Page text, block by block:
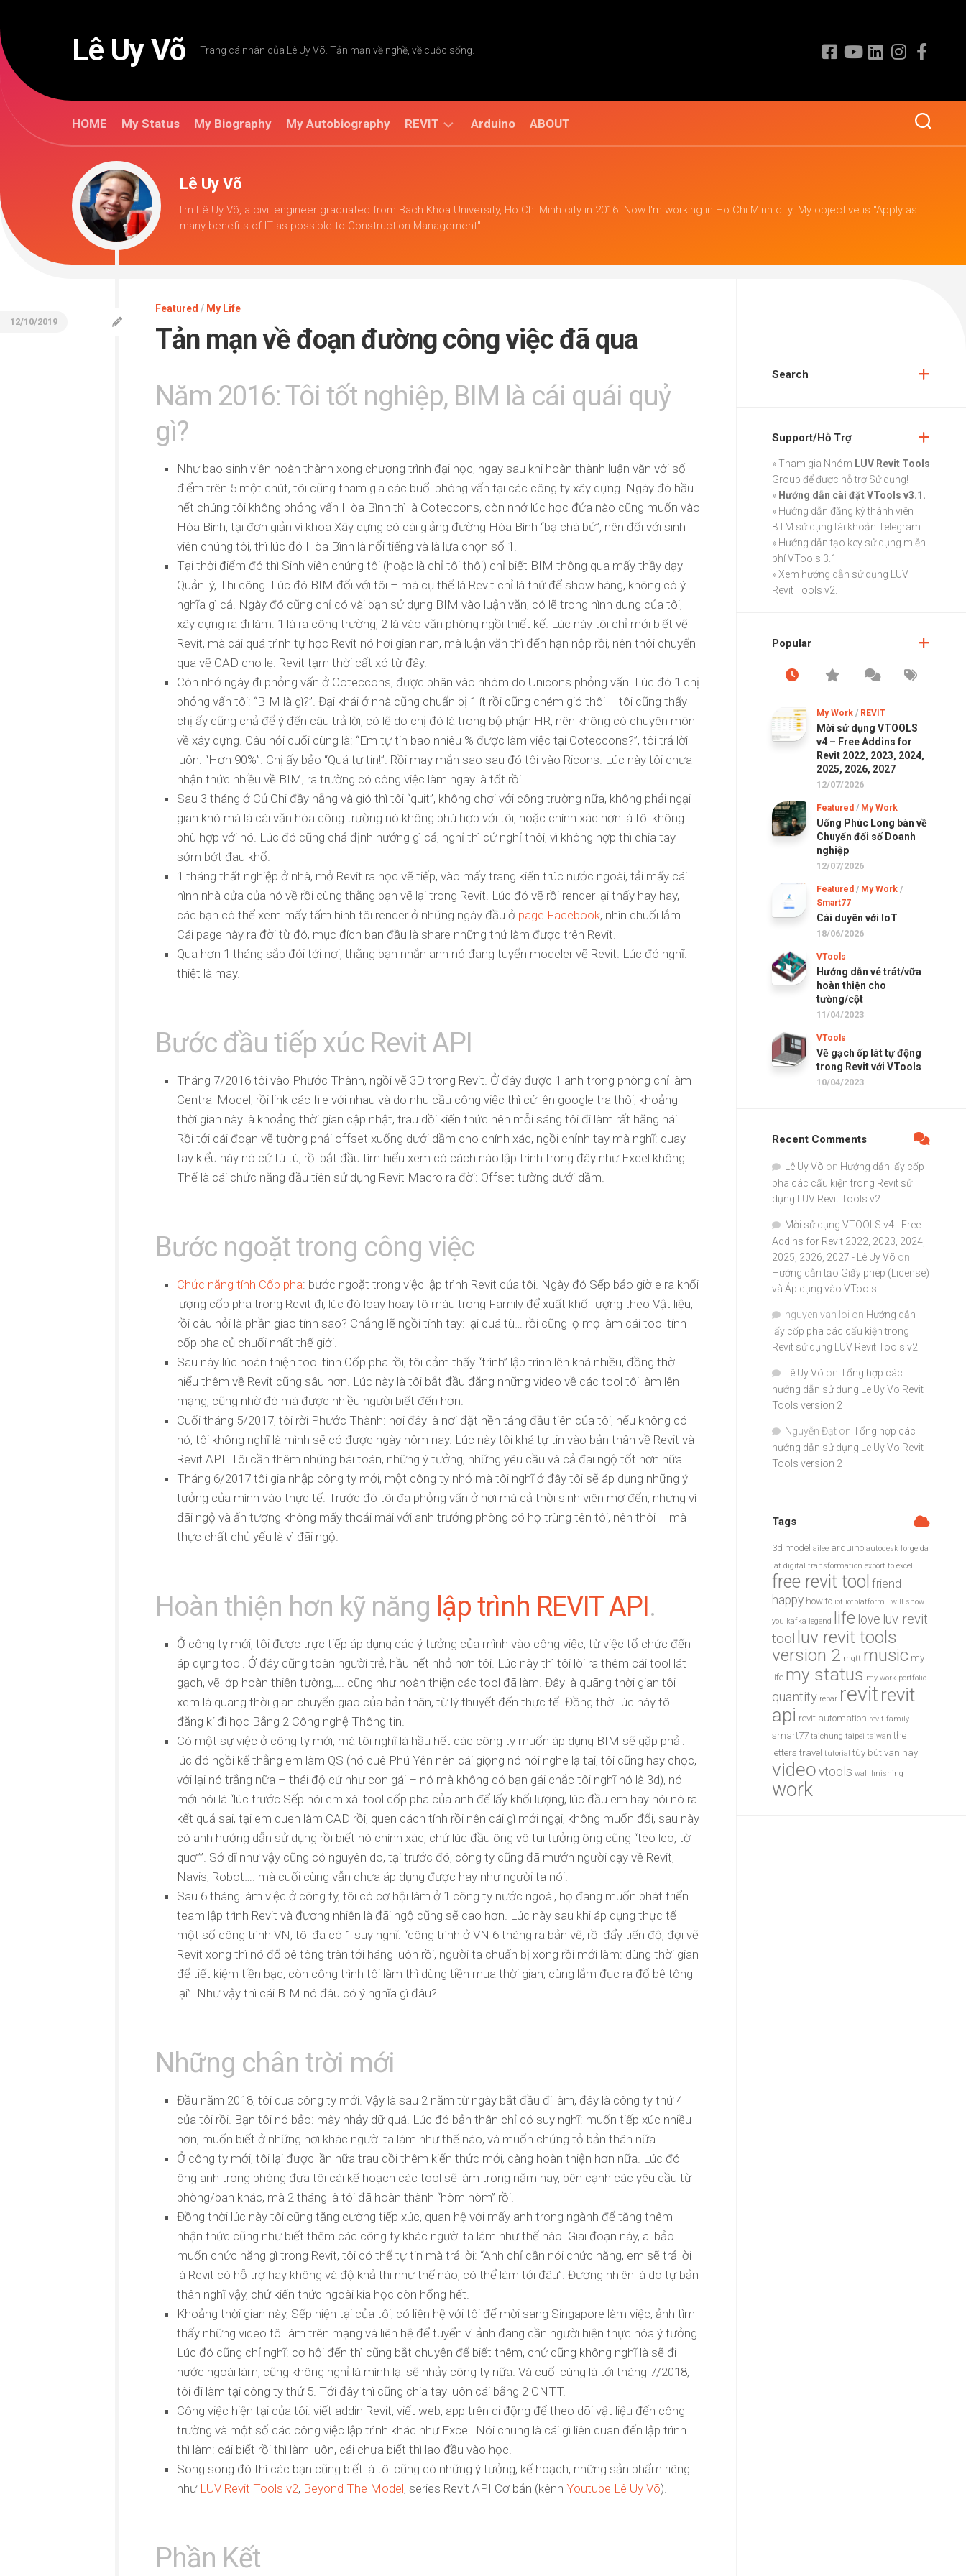
content
Lê Uy Võ Trang cá nhân của Lê Uy Võ. Tản mạn về nghề, về cuộc sống.
HOME My Status My Biography My Autobiography REVIT
LUV
Revit
Hiện
tưởng
dẫn
sử
dụng
Uy
Vo
Revit
version
2
Revit
Tools
Version
Hướng
dụng
LUV
Revit
Tools
Arduino ABOUT
Lê Uy Võ
I'm Lê Uy Võ, a civil engineer graduated from Bach Khoa University, Ho Chi Minh city in 2016. Now I'm working in Ho Chi Minh city. My objective is "Apply as
many benefits of IT as possible to Construction Management".
Featured / My Life
Tản mạn về đoạn đường công việc đã qua
12/10/2019
Năm 2016: Tôi tốt nghiệp, BIM là cái quái quỷ
gì?
Như bao sinh viên hoàn thành xong chương trình đại học, ngay sau khi hoàn thành luận văn với số
điểm trên 5 một chút, tôi cũng tham gia các buổi phóng vấn tại các công ty xây dựng. Ngày đó hầu
hết chúng tôi không phỏng vấn Hòa Bình thì là Coteccons, còn nhớ lúc học đứa nào cũng muốn vào
Hòa Bình, tại đơn giản vì khoa Xây dựng có cái giảng đường Hòa Bình “bạ chà bứ”, nên đối với sinh
viên chúng tôi, thì lúc đó Hòa Bình là nổi tiếng và là lựa chọn số 1.
Tại thời điểm đó thì Sinh viên chúng tôi (hoặc là chỉ tôi thôi) chỉ biết BIM thông qua mấy thầy dạy
Quản lý, Thi công. Lúc đó BIM đối với tôi – mà cụ thể là Revit chỉ là thứ để show hàng, không có ý
nghĩa gì cả. Ngày đó cũng chỉ có vài bạn sử dụng BIM vào luận văn, có lẽ trong hình dung của tôi,
xây dựng ra đi làm: 1 là ra công trường, 2 là vào văn phòng ngồi thiết kế. Lúc này tôi chỉ mới biết vẽ
Revit, mà cái quá trình tự học Revit nó hơi gian nan, mà luận văn thì đến hạn nộp rồi, nên thôi chuyển
qua vẽ CAD cho lẹ. Revit tạm thời cất xó từ đây.
Còn nhớ ngày đi phỏng vấn ở Coteccons, được phân vào nhóm do Unicons phỏng vấn. Lúc đó 1 chị
phỏng vấn tôi: “BIM là gì?”. Đại khái ở nhà cũng chuẩn bị 1 ít rồi cũng chém gió thôi – tôi cũng thấy
chị ấy cũng chả để ý đến câu trả lời, có lẽ do chị đó là trong bộ phận HR, nên không có chuyên môn
về xây dựng. Câu hỏi cuối cùng là: “Em tự tin bao nhiêu % được làm việc tại Coteccons?”, tôi trả lời
luôn: “Hơn 90%”. Chị ấy bảo “Quá tự tin!”. Rồi may mắn sao sau đó tôi vào Ricons. Lúc này tôi chưa
nhận thức nhiều về BIM, ra trường có công việc làm ngay là tốt rồi .
Sau 3 tháng ở Củ Chi đầy nắng và gió thì tôi “quit”, không chơi với công trường nữa, không phải ngại
gian khó mà là cái văn hóa công trường nó không phù hợp với tôi, hoặc chính xác hơn là tôi không
phù hợp với nó. Lúc đó cũng chả định hướng gì cả, nghỉ thì cứ nghỉ thôi, vì không hợp thì chia tay
sớm bớt đau khổ.
1 tháng thất nghiệp ở nhà, mở Revit ra học vẽ tiếp, vào mấy trang kiến trúc nước ngoài, tải mấy cái
hình nhà cửa của nó về rồi cùng thằng bạn vẽ lại trong Revit. Lúc đó vẽ rồi render lại thấy hay hay,
các bạn có thể xem mấy tấm hình tôi render ở những ngày đầu ở page Facebook, nhìn chuối lắm.
Cái page này ra đời từ đó, mục đích ban đầu là share những thứ làm được trên Revit.
Qua hơn 1 tháng sắp đói tới nơi, thằng bạn nhắn anh nó đang tuyển modeler vẽ Revit. Lúc đó nghĩ:
thiệt là may.
Bước đầu tiếp xúc Revit API
Tháng 7/2016 tôi vào Phước Thành, ngồi vẽ 3D trong Revit. Ở đây được 1 anh trong phòng chỉ làm
Central Model, rồi link các file với nhau và do nhu cầu công việc thì cứ lên google tra thôi, khoảng
thời gian này là khoảng thời gian cập nhật, trau dồi kiến thức nên mỗi sáng tôi đi làm rất hăng hái…
Rồi tới cái đoạn vẽ tường phải offset xuống dưới dầm cho chính xác, ngồi chỉnh tay mà nghĩ: quay
tay kiểu này nó cứ tù tù, rồi bắt đầu tìm hiểu xem có cách nào lập trình trong đây như Excel không.
Thế là cái chức năng đầu tiên sử dụng Revit Macro ra đời: Offset tường dưới dầm.
Bước ngoặt trong công việc
Chức năng tính Cốp pha: bước ngoặt trong việc lập trình Revit của tôi. Ngày đó Sếp bảo giờ e ra khối
lượng cốp pha trong Revit đi, lúc đó loay hoay tô màu trong Family để xuất khối lượng theo Vật liệu,
rồi câu hỏi là phần giao tính sao? Chẳng lẽ ngồi tính tay: lại quá tù… rồi cũng lọ mọ làm cái tool tính
cốp pha củ chuối nhất thế giới.
Sau này lúc hoàn thiện tool tính Cốp pha rồi, tôi cảm thấy “trình” lập trình lên khá nhiều, đồng thời
hiểu thêm về Revit cũng sâu hơn. Lúc này là tôi bắt đầu đăng những video về các tool tôi làm lên
mạng, cũng nhờ đó mà được nhiều người biết đến hơn.
Cuối tháng 5/2017, tôi rời Phước Thành: nơi đây là nơi đặt nền tảng đầu tiên của tôi, nếu không có
nó, tôi không nghĩ là mình sẽ có được ngày hôm nay. Lúc này tôi khá tự tin vào bản thân về Revit và
Revit API. Tôi cần thêm những bài toán, những ý tưởng, những yêu cầu và cả đãi ngộ tốt hơn nữa.
Tháng 6/2017 tôi gia nhập công ty mới, một công ty nhỏ mà tôi nghĩ ở đây tôi sẽ áp dụng những ý
tưởng của mình vào thực tế. Trước đó tôi đã phỏng vấn ở nơi mà cả thời sinh viên mơ đến, nhưng vì
đãi ngộ và ấn tượng không mấy thoải mái với anh trưởng phòng có họ trùng tên tôi, nên thôi – mà
thực chất chủ yếu là vì đãi ngộ.
Hoàn thiện hơn kỹ năng lập trình REVIT API.
Ở công ty mới, tôi được trực tiếp áp dụng các ý tưởng của mình vào công việc, từ việc tổ chức đến
áp dụng tool. Ở đây cũng toàn người trẻ, hầu hết nhỏ hơn tôi. Lúc này thì tôi lòi ra thêm cái tool lát
gạch, vẽ lớp hoàn thiện tường,…. cũng như hoàn thiện các tool đã làm. Đây là quãng thời gian tôi
xem là quãng thời gian chuyển giao của bản thân, từ lý thuyết đến thực tế. Đồng thời lúc này tôi
đăng kí đi học Bằng 2 Công nghệ Thông tin.
Có một sự việc ở công ty mới, mà tôi nghĩ là hầu hết các công ty muốn áp dụng BIM sẽ gặp phải:
lúc đó ngồi kế thằng em làm QS (nó quê Phú Yên nên cái giọng nó nói nghe lạ tai, tôi cũng hay chọc,
với lại nó trắng nữa – thái độ cứ như con gái – nó mà không có bạn gái chắc tôi nghĩ nó là 3d), nó
mới nói là “lúc trước Sếp nói em xài tool cốp pha của anh để lấy khối lượng, lúc đầu em hay nói nó ra
kết quả sai, tại em quen làm CAD rồi, quen cách tính rồi nên cái gì mới ngại, không muốn đổi, sau này
có anh hướng dẫn sử dụng rồi biết nó chính xác, chứ lúc đầu ông vô tui tưởng ông cũng “tèo leo, tờ
quơ””. Sở dĩ như vậy cũng có nguyên do, tại trước đó, công ty cũng đã mướn người dạy về Revit,
Navis, Robot…. mà cuối cùng vẫn chưa áp dụng được hay như người ta nói.
Sau 6 tháng làm việc ở công ty, tôi có cơ hội làm ở 1 công ty nước ngoài, họ đang muốn phát triển
team lập trình Revit và đương nhiên là đãi ngộ cũng sẽ cao hơn. Lúc này sau khi áp dụng thực tế
một số công trình VN, tôi đã có 1 suy nghĩ: “công trình ở VN 6 tháng ra bản vẽ, rồi đẩy tiến độ, đợi vẽ
Revit xong thì nó đổ bê tông tràn tới háng luôn rồi, người ta chuẩn bị xong rồi mới làm: dùng thời gian
để tiết kiệm tiền bạc, còn công trình tôi làm thì dùng tiền mua thời gian, cùng lắm đục ra đổ bê tông
lại”. Như vậy thì cái BIM nó đâu có ý nghĩa gì đâu?
Những chân trời mới
Đầu năm 2018, tôi qua công ty mới. Vậy là sau 2 năm từ ngày bắt đầu đi làm, đây là công ty thứ 4
của tôi rồi. Bạn tôi nó bảo: mày nhảy dữ quá. Lúc đó bản thân chỉ có suy nghĩ: muốn tiếp xúc nhiều
hơn, muốn biết ở những nơi khác người ta làm như thế nào, và muốn chứng tỏ bản thân nữa.
Ở công ty mới, tôi lại được lần nữa trau dồi thêm kiến thức mới, càng hoàn thiện hơn nữa. Lúc đó
ông anh trong phòng đưa tôi cái kế hoạch các tool sẽ làm trong năm nay, bên cạnh các yêu cầu từ
phòng/ban khác, mà 2 tháng là tôi đã hoàn thành “hòm hòm” rồi.
Đồng thời lúc này tôi cũng tăng cường tiếp xúc, quan hệ với mấy anh trong ngành để tăng thêm
nhận thức cũng như biết thêm các công ty khác người ta làm như thế nào. Giai đoạn này, ai bảo
muốn chức năng gì trong Revit, tôi có thể tự tin mà trả lời: “Anh chỉ cần nói chức năng, em sẽ trả lời
là Revit có hỗ trợ hay không và độ khả thi như thế nào, có thể làm tới đâu”. Đương nhiên là do tự bản
thân nghĩ vậy, chứ kiến thức ngoài kia học còn hổng hết.
Khoảng thời gian này, Sếp hiện tại của tôi, có liên hệ với tôi để mời sang Singapore làm việc, ảnh tìm
thấy những video tôi làm trên mạng và liên hệ để tuyển vì ảnh đang cần người hiện thực hóa ý tưởng.
Lúc đó cũng chỉ nghĩ: cơ hội đến thì cũng bắt chuyện để biết thêm, chứ cũng không nghĩ là sẽ đi
nước ngoài làm, cũng không nghỉ là mình lại sẽ nhảy công ty nữa. Và cuối cùng là tới tháng 7/2018,
tôi đi làm tại công ty thứ 5. Tới đây thì cũng chia tay luôn cái bằng 2 CNTT.
Công việc hiện tại của tôi: viết addin Revit, viết web, app trên di động để theo dõi vật liệu đến công
trường và một số các công việc lập trình khác như Excel. Nói chung là cái gì liên quan đến lập trình
thì làm: cái biết rồi thì làm luôn, cái chưa biết thì lao đầu vào học.
Song song đó thì các bạn cũng biết là tôi cũng có những ý tưởng, kế hoạch, những sản phẩm riêng
như LUV Revit Tools v2, Beyond The Model, series Revit API Cơ bản (kênh Youtube Lê Uy Võ).
Phần Kết
Search
Support/Hỗ Trợ
» Tham gia Nhóm LUV Revit Tools
Group để được hỗ trợ Sử dụng!
» Hướng dẫn cài đặt VTools v3.1.
» Hướng dẫn đăng ký thành viên
BTM sử dụng tài khoản Telegram.
» Hướng dẫn tạo key sử dụng miễn
phí VTools 3.1
»Xem hướng dẫn sử dụng LUV
Revit Tools v2.
Popular
My Work / REVIT
Mời sử dụng VTOOLS
v4 – Free Addins for
Revit 2022, 2023, 2024,
2025, 2026, 2027
12/07/2026
Featured / My Work
Uống Phúc Long bàn về
Chuyển đổi số Doanh
nghiệp
12/07/2026
Featured / My Work /
Smart77
Cái duyên với IoT
18/06/2026
VTools
Hướng dẫn vé trát/vữa
hoàn thiện cho
tường/cột
11/04/2023
VTools
Vẽ gạch ốp lát tự động
trong Revit với VTools
10/04/2023
Recent Comments
Lê Uy Võ on Hướng dẫn lấy cốp
pha các cấu kiện trong Revit sử
dụng LUV Revit Tools v2
Mời sử dụng VTOOLS v4 - Free
Addins for Revit 2022, 2023, 2024,
2025, 2026, 2027 - Lê Uy Võ on
Hướng dẫn tạo Giấy phép (License)
và Áp dụng vào VTools
nguyen van loi on Hướng dẫn
lấy cốp pha các cấu kiện trong
Revit sử dụng LUV Revit Tools v2
Lê Uy Võ on Tổng hợp các
hướng dẫn sử dụng Le Uy Vo Revit
Tools version 2
Nguyễn Đạt on Tổng hợp các
hướng dẫn sử dụng Le Uy Vo Revit
Tools version 2
Tags
3d model ailee arduino autodesk forge da
lat digital transformation export to excel
free revit tool friend
happy how to iot iotplatform i will show
you kafka legend life love luv revit
tool luv revit tools
version 2 mqtt music my
life my status my work portfolio
quantity rebar revit revit
api revit automation revit family
smart77 taichung taipei taiwan the
letters travel tutorial tùy bút van hay
video vtools wall finishing
work